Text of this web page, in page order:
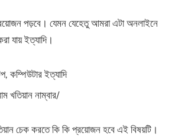
পড়বে। যেমন যেহেতু আমরা এটা অনলাইনে
যায় ইত্যাদি।
কম্পিউটার ইত্যাদি
খতিয়ান নাম্বার/
চেক করতে কি কি প্রয়োজন হবে এই বিষয়টি।